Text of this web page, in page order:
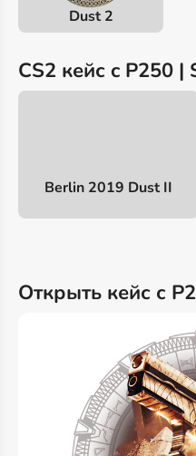
Dust 2
CS2 кейс c P250 |
Berlin 2019 Dust II
Открыть кейс с